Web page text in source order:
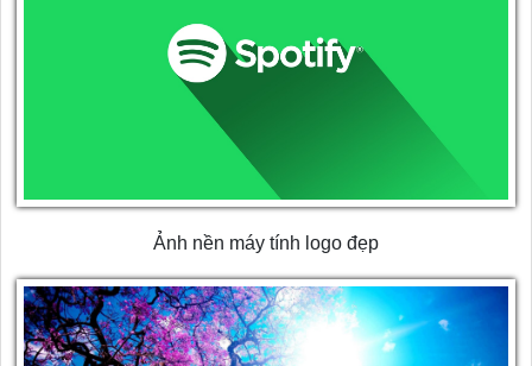
Ảnh nền máy tính logo đẹp